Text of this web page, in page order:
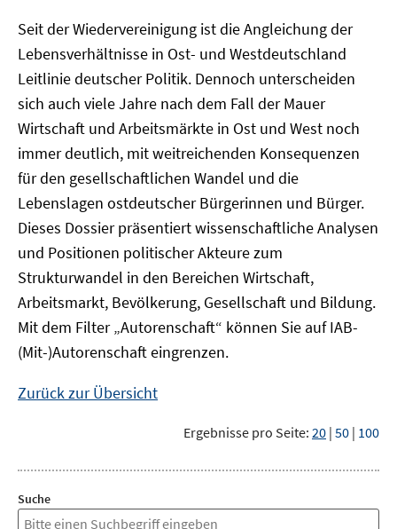
Seit der Wiedervereinigung ist die Angleichung der
Lebensverhältnisse in Ost- und Westdeutschland
Leitlinie deutscher Politik. Dennoch unterscheiden
sich auch viele Jahre nach dem Fall der Mauer
Wirtschaft und Arbeitsmärkte in Ost und West noch
immer deutlich, mit weitreichenden Konsequenzen
für den gesellschaftlichen Wandel und die
Lebenslagen ostdeutscher Bürgerinnen und Bürger.
Dieses Dossier präsentiert wissenschaftliche Analysen
und Positionen politischer Akteure zum
Strukturwandel in den Bereichen Wirtschaft,
Arbeitsmarkt, Bevölkerung, Gesellschaft und Bildung.
Mit dem Filter „Autorenschaft“ können Sie auf IAB-
(Mit-)Autorenschaft eingrenzen.
Zurück zur Übersicht
Ergebnisse pro Seite: 20 | 50 | 100
Suche